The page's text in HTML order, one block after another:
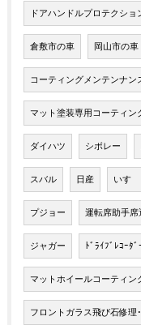
ドアハンドルプロテクショ
倉敷市の車 岡山市の車
コーティングメンテンナン
マット塗装専用コーティン
ダイハツ シボレー
スバル 日産 いすゞ
プジョー 運転席助手席
ジャガー ﾄﾞﾗｲﾌﾞﾚｺｰﾀ
マットホイールコーティン
フロントガラス飛び石修理